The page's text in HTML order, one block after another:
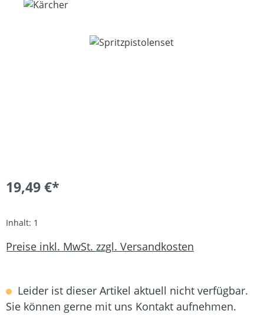
Bildergalerie überspringen
19,49 €*
Inhalt: 1
Preise inkl. MwSt. zzgl. Versandkosten
Leider ist dieser Artikel aktuell nicht verfügbar.
Sie können gerne mit uns Kontakt aufnehmen.